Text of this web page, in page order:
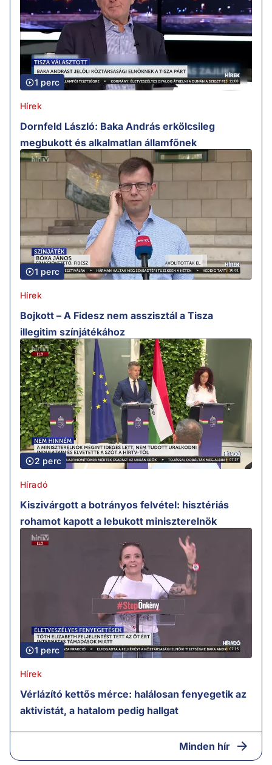
1 perc
Hírek
Dornfeld László: Baka András erkölcsileg
megbukott és alkalmatlan államfőnek
1 perc
Hírek
Bojkott – A Fidesz nem asszisztál a Tisza
illegitim színjátékához
2 perc
Híradó
Kiszivárgott a botrányos felvétel: hisztériás
rohamot kapott a lebukott miniszterelnök
1 perc
Hírek
Vérlázító kettős mérce: halálosan fenyegetik az
aktivistát, a hatalom pedig hallgat
Minden hír